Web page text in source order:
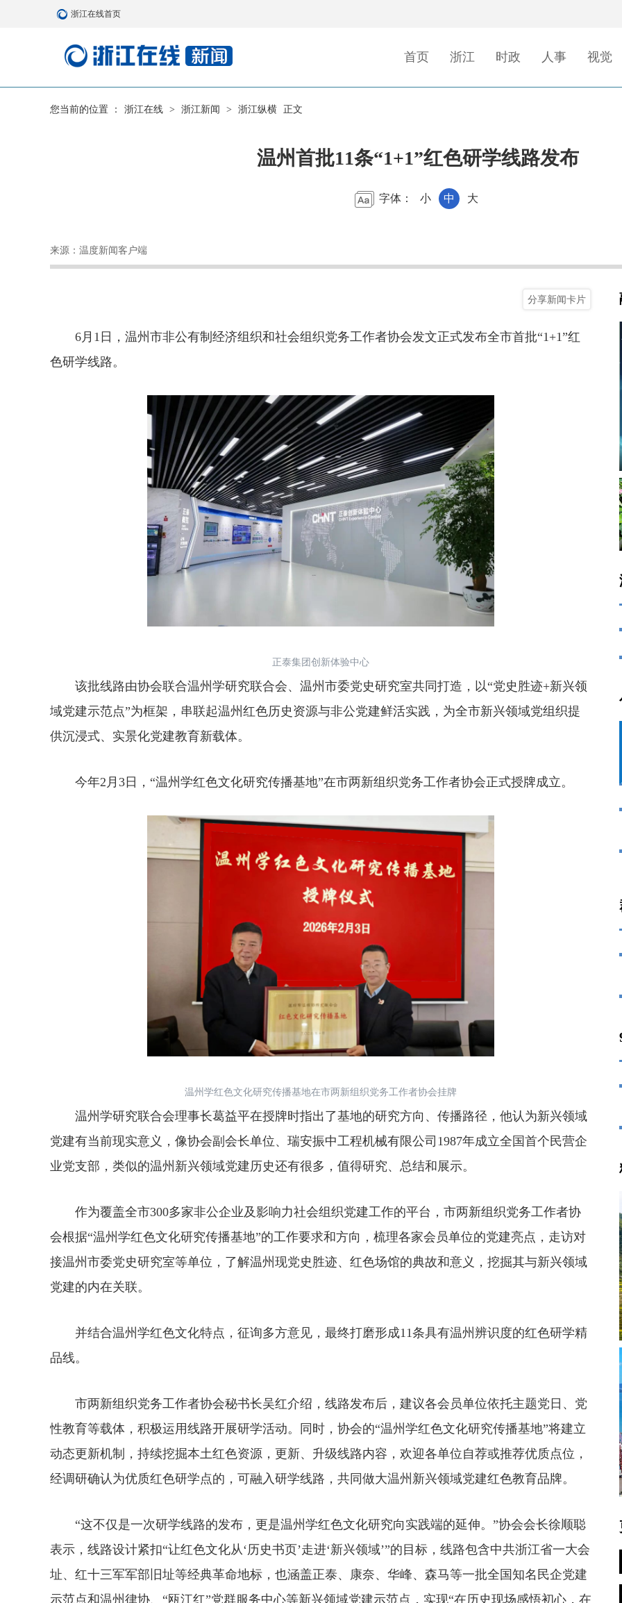
浙江在线首页
首页 浙江 时政 人事 视觉
您当前的位置 ： 浙江在线 > 浙江新闻 > 浙江纵横 正文
温州首批11条“1+1”红色研学线路发布
字体： 小 中 大
来源：温度新闻客户端
分享新闻卡片
6月1日，温州市非公有制经济组织和社会组织党务工作者协会发文正式发布全市首批“1+1”红
色研学线路。
正泰集团创新体验中心
该批线路由协会联合温州学研究联合会、温州市委党史研究室共同打造，以“党史胜迹+新兴领
域党建示范点”为框架，串联起温州红色历史资源与非公党建鲜活实践，为全市新兴领域党组织提
供沉浸式、实景化党建教育新载体。
今年2月3日，“温州学红色文化研究传播基地”在市两新组织党务工作者协会正式授牌成立。
温州学红色文化研究传播基地在市两新组织党务工作者协会挂牌
温州学研究联合会理事长葛益平在授牌时指出了基地的研究方向、传播路径，他认为新兴领域
党建有当前现实意义，像协会副会长单位、瑞安振中工程机械有限公司1987年成立全国首个民营企
业党支部，类似的温州新兴领域党建历史还有很多，值得研究、总结和展示。
作为覆盖全市300多家非公企业及影响力社会组织党建工作的平台，市两新组织党务工作者协
会根据“温州学红色文化研究传播基地”的工作要求和方向，梳理各家会员单位的党建亮点，走访对
接温州市委党史研究室等单位，了解温州现党史胜迹、红色场馆的典故和意义，挖掘其与新兴领域
党建的内在关联。
并结合温州学红色文化特点，征询多方意见，最终打磨形成11条具有温州辨识度的红色研学精
品线。
市两新组织党务工作者协会秘书长吴红介绍，线路发布后，建议各会员单位依托主题党日、党
性教育等载体，积极运用线路开展研学活动。同时，协会的“温州学红色文化研究传播基地”将建立
动态更新机制，持续挖掘本土红色资源，更新、升级线路内容，欢迎各单位自荐或推荐优质点位，
经调研确认为优质红色研学点的，可融入研学线路，共同做大温州新兴领域党建红色教育品牌。
“这不仅是一次研学线路的发布，更是温州学红色文化研究向实践端的延伸。”协会会长徐顺聪
表示，线路设计紧扣“让红色文化从‘历史书页’走进‘新兴领域’”的目标，线路包含中共浙江省一大会
址、红十三军军部旧址等经典革命地标，也涵盖正泰、康奈、华峰、森马等一批全国知名民企党建
示范点和温州律协、“瓯江红”党群服务中心等新兴领域党建示范点，实现“在历史现场感悟初心，在